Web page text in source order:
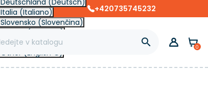
Deutschland (Deutsch)
Italia (Italiano)
Slovensko (Slovenčina)
France (Français)
Magyarország (Magyar)
Other (English €)
+420735745232
 0